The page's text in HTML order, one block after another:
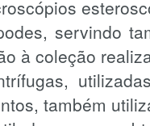
servindo
à coleção
também